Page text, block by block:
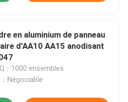
en aluminium de panneau
d'AA10 AA15 anodisant
：1000 ensembles
：Négociable